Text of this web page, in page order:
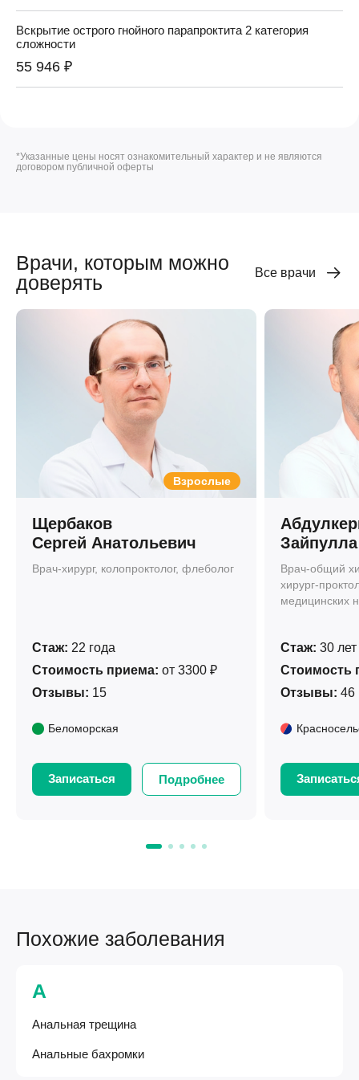
Вскрытие острого гнойного парапроктита 2 категория
сложности
55 946 ₽
*Указанные цены носят ознакомительный характер и не являются
договором публичной оферты
Врачи, которым можно
доверять
Все врачи
Взрослые
Щербаков
Сергей Анатольевич
Врач-хирург, колопроктолог, флеболог
Стаж: 22 года
Стоимость приема: от 3300 ₽
Отзывы: 15
Беломорская
Записаться Подробнее
Врач-общий
хирург-
медицинских
Стаж: 30 лет
Стоимость
Отзывы: 46
Похожие заболевания
А
Анальная трещина
Анальные бахромки